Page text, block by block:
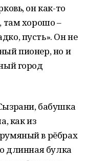
он как-то
там хорошо –
пусть». Он не
пионер, но и
город
бабушка
как из
в рёбрах
длинная булка